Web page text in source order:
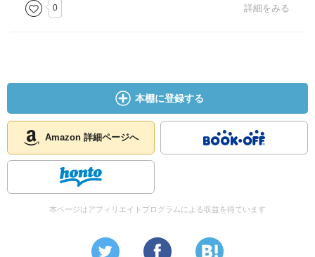
0 詳細をみる
本棚に登録する
Amazon 詳細ページへ
本ページはアフィリエイトプログラムによる収益を得ています